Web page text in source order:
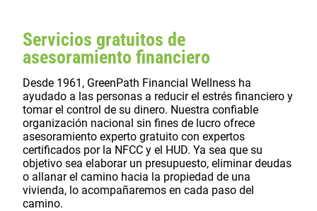
Servicios gratuitos de
asesoramiento financiero
Desde 1961, GreenPath Financial Wellness ha
ayudado a las personas a reducir el estrés financiero y
tomar el control de su dinero. Nuestra confiable
organización nacional sin fines de lucro ofrece
asesoramiento experto gratuito con expertos
certificados por la NFCC y el HUD. Ya sea que su
objetivo sea elaborar un presupuesto, eliminar deudas
o allanar el camino hacia la propiedad de una
vivienda, lo acompañaremos en cada paso del
camino.